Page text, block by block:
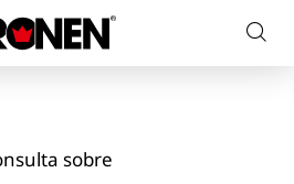
sobre